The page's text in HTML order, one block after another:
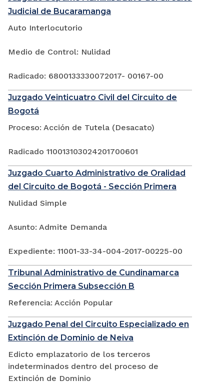
Judicial de Bucaramanga
Auto Interlocutorio
Medio de Control: Nulidad
Radicado: 6800133330072017- 00167-00
Juzgado Veinticuatro Civil del Circuito de
Bogotá
Proceso: Acción de Tutela (Desacato)
Radicado 110013103024201700601
Juzgado Cuarto Administrativo de Oralidad
del Circuito de Bogotá - Sección Primera
Nulidad Simple
Asunto: Admite Demanda
Expediente: 11001-33-34-004-2017-00225-00
Tribunal Administrativo de Cundinamarca
Sección Primera Subsección B
Referencia: Acción Popular
Juzgado Penal del Circuito Especializado en
Extinción de Dominio de Neiva
Edicto emplazatorio de los terceros
indeterminados dentro del proceso de
Extinción de Dominio